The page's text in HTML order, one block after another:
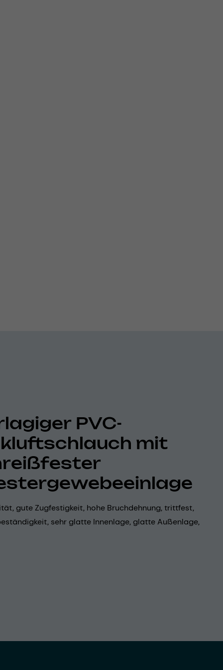
PVC-
mit
gute Zugfestigkeit, hohe Bruchdehnung, trittfest,
sehr glatte Innenlage, glatte Außenlage,